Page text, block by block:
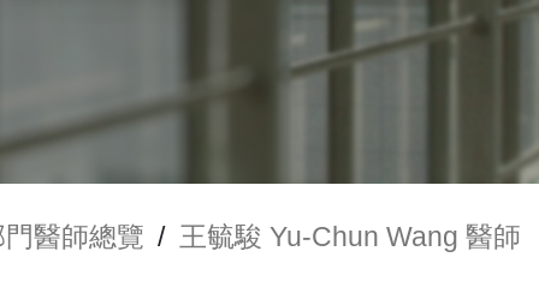
醫師總覽 / 王毓駿 Yu-Chun Wang 醫師